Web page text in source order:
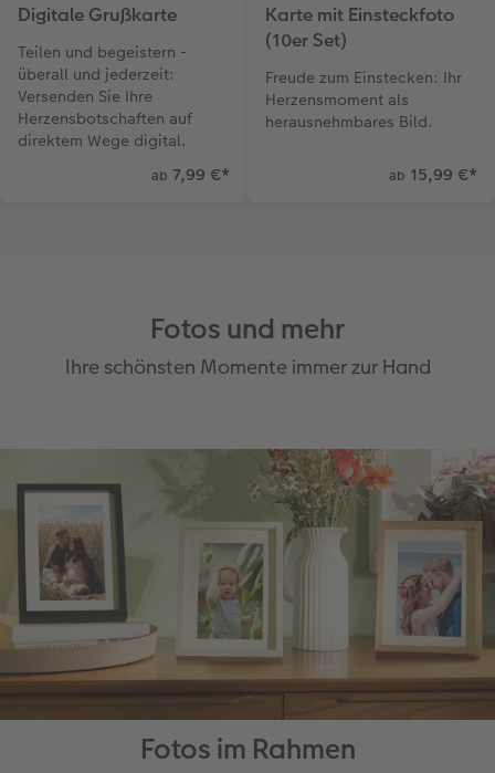
Digitale Grußkarte
Teilen und begeistern -
überall und jederzeit:
Versenden Sie Ihre
Herzensbotschaften auf
direktem Wege digital.
ab 7,99 €*
Karte mit Einsteckfoto
(10er Set)
Freude zum Einstecken: Ihr
Herzensmoment als
herausnehmbares Bild.
ab 15,99 €*
Fotos und mehr
Ihre schönsten Momente immer zur Hand
Fotos im Rahmen